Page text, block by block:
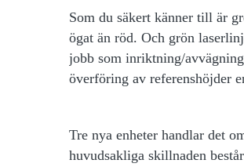
Som du säkert känner till är
ögat än röd. Och grön
jobb som inriktning/
överföring av referenshöjder
Tre nya enheter handlar det
huvudsakliga skillnaden